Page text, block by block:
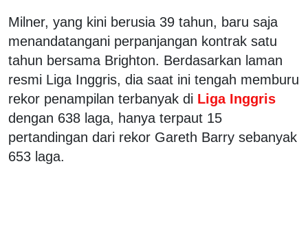
Milner, yang kini berusia 39 tahun, baru saja
menandatangani perpanjangan kontrak satu
tahun bersama Brighton. Berdasarkan laman
resmi Liga Inggris, dia saat ini tengah memburu
rekor penampilan terbanyak di Liga Inggris
dengan 638 laga, hanya terpaut 15
pertandingan dari rekor Gareth Barry sebanyak
653 laga.